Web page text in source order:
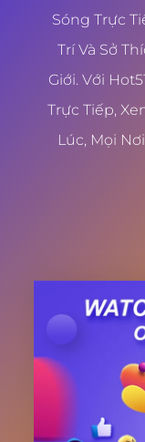
Sóng Trực
Trí Và Sở
Giới. Với
Trực Tiếp,
Lúc, Mọi